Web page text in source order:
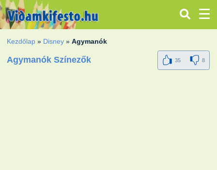
Kezdőlap » Disney »Agymanók
Agymanók Színezők 35 8